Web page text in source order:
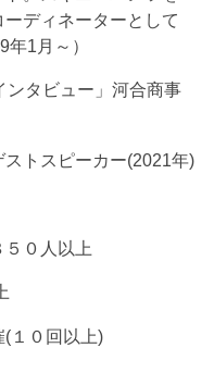
ディネーターとして
1月～）
タビュー」河合商事
トスピーカー(2021年)
０人以上
(１０回以上)